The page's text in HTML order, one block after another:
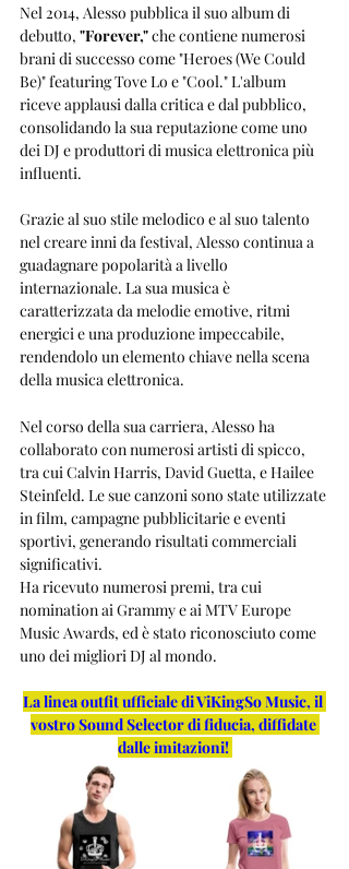
Nel 2014, Alesso pubblica il suo album di
debutto, "Forever," che contiene numerosi
brani di successo come "Heroes (We Could
Be)" featuring Tove Lo e "Cool." L'album
riceve applausi dalla critica e dal pubblico,
consolidando la sua reputazione come uno
dei DJ e produttori di musica elettronica più
influenti.
Grazie al suo stile melodico e al suo talento
nel creare inni da festival, Alesso continua a
guadagnare popolarità a livello
internazionale. La sua musica è
caratterizzata da melodie emotive, ritmi
energici e una produzione impeccabile,
rendendolo un elemento chiave nella scena
della musica elettronica.
Nel corso della sua carriera, Alesso ha
collaborato con numerosi artisti di spicco,
tra cui Calvin Harris, David Guetta, e Hailee
Steinfeld. Le sue canzoni sono state utilizzate
in film, campagne pubblicitarie e eventi
sportivi, generando risultati commerciali
significativi.
Ha ricevuto numerosi premi, tra cui
nomination ai Grammy e ai MTV Europe
Music Awards, ed è stato riconosciuto come
uno dei migliori DJ al mondo.
La linea outfit ufficiale di ViKingSo Music, il
vostro Sound Selector di fiducia, diffidate
dalle imitazioni!